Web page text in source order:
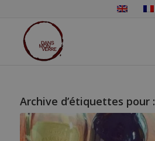
Archive d’étiquettes pour :